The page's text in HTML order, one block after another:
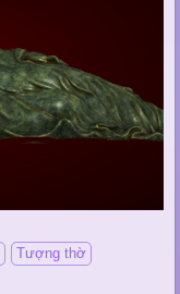
Tượng thờ